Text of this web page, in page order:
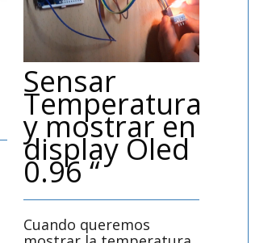
Sensar
Temperatura
y mostrar en
display Oled
0.96 “
Cuando queremos
La
La
una
placas
usar
tipo